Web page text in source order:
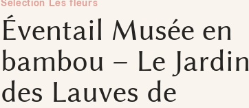
Sélection Les fleurs
Éventail Musée en
bambou – Le Jardin
des Lauves de